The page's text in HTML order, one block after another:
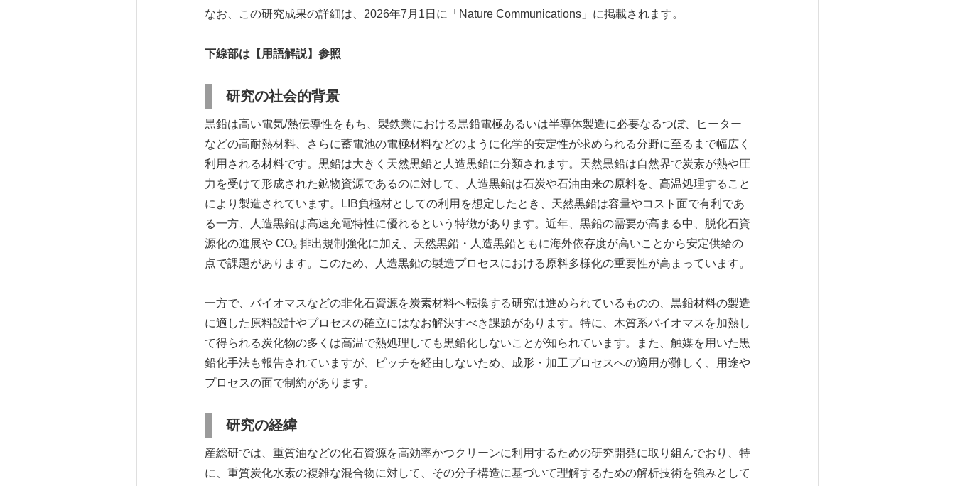
なお、この研究成果の詳細は、2026年7月1日に「Nature Communications」に掲載されます。
下線部は【用語解説】参照
研究の社会的背景
黒鉛は高い電気/熱伝導性をもち、製鉄業における黒鉛電極あるいは半導体製造に必要なるつぼ、ヒーター
などの高耐熱材料、さらに蓄電池の電極材料などのように化学的安定性が求められる分野に至るまで幅広く
利用される材料です。黒鉛は大きく天然黒鉛と人造黒鉛に分類されます。天然黒鉛は自然界で炭素が熱や圧
力を受けて形成された鉱物資源であるのに対して、人造黒鉛は石炭や石油由来の原料を、高温処理すること
により製造されています。LIB負極材としての利用を想定したとき、天然黒鉛は容量やコスト面で有利であ
る一方、人造黒鉛は高速充電特性に優れるという特徴があります。近年、黒鉛の需要が高まる中、脱化石資
源化の進展や CO₂ 排出規制強化に加え、天然黒鉛・人造黒鉛ともに海外依存度が高いことから安定供給の
点で課題があります。このため、人造黒鉛の製造プロセスにおける原料多様化の重要性が高まっています。
一方で、バイオマスなどの非化石資源を炭素材料へ転換する研究は進められているものの、黒鉛材料の製造
に適した原料設計やプロセスの確立にはなお解決すべき課題があります。特に、木質系バイオマスを加熱し
て得られる炭化物の多くは高温で熱処理しても黒鉛化しないことが知られています。また、触媒を用いた黒
鉛化手法も報告されていますが、ピッチを経由しないため、成形・加工プロセスへの適用が難しく、用途や
プロセスの面で制約があります。
研究の経緯
産総研では、重質油などの化石資源を高効率かつクリーンに利用するための研究開発に取り組んでおり、特
に、重質炭化水素の複雑な混合物に対して、その分子構造に基づいて理解するための解析技術を強みとして